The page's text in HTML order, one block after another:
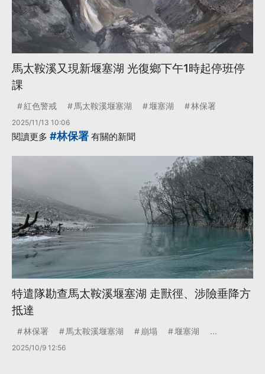
馬太鞍溪又現新堰塞湖 光復鄉下午1時起停班停
課
紅色警戒 馬太鞍溪堰塞湖 堰塞湖 林保署
2025/11/13 10:06
閱讀更多 #林保署 有關的新聞
特遣隊勘查馬太鞍溪堰塞湖 走獸徑、涉險垂降方
抵達
林保署 馬太鞍溪堰塞湖 崩塌 堰塞湖 ...
2025/10/9 12:56